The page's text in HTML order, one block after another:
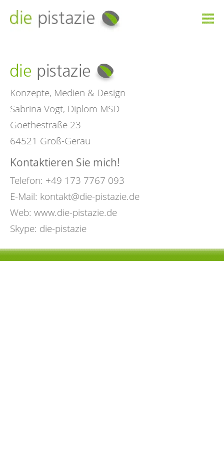

Konzepte, Medien & Design
Sabrina Vogt, Diplom MSD
Goethestraße 23
64521 Groß-Gerau
Kontaktieren Sie mich!
Telefon: +49 173 7767 093
E-Mail: kontakt@die-pistazie.de
Web: www.die-pistazie.de
Skype: die-pistazie